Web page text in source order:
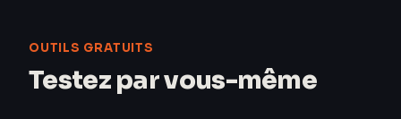
OUTILS GRATUITS
Testez par vous-même